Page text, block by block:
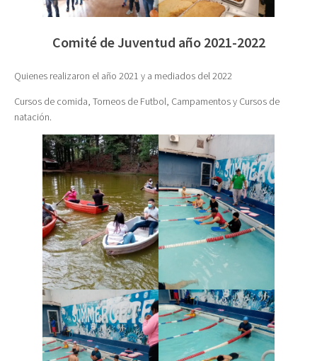
Comité de Juventud año 2021-2022
Quienes realizaron el año 2021 y a mediados del 2022
Cursos de comida, Torneos de Futbol, Campamentos y Cursos de
natación.